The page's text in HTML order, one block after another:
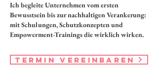
Ich begleite Unternehmen vom ersten
Bewusstsein bis zur nachhaltigen Verankerung:
mit Schulungen, Schutzkonzepten und
Empowerment-Trainings die wirklich wirken.
Termin vereinbaren